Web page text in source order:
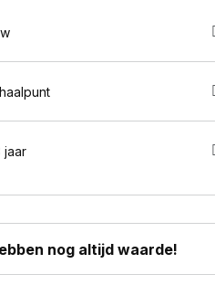
jaar
nog altijd waarde!